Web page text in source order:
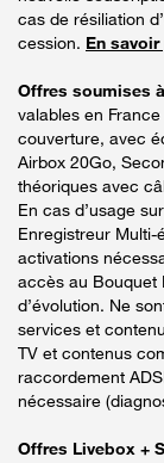
cas de résiliation
cession. En savoir
Offres soumises
valables en
couverture, avec
Airbox 20Go,
théoriques avec
En cas d’usage
Enregistreur Multi-
activations
accès au Bouquet
d’évolution. Ne
services et
TV et contenus
raccordement
nécessaire
Offres Livebox +